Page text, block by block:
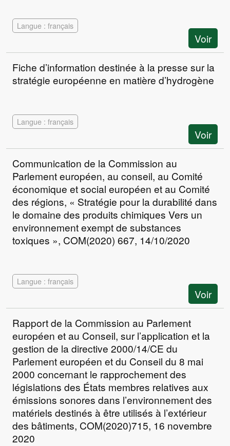
Langue : français
Voir
Fiche d’information destinée à la presse sur la
stratégie européenne en matière d’hydrogène
Langue : français
Voir
Communication de la Commission au
Parlement européen, au conseil, au Comité
économique et social européen et au Comité
des régions, « Stratégie pour la durabilité dans
le domaine des produits chimiques Vers un
environnement exempt de substances
toxiques », COM(2020) 667, 14/10/2020
Langue : français
Voir
Rapport de la Commission au Parlement
européen et au Conseil, sur l’application et la
gestion de la directive 2000/14/CE du
Parlement européen et du Conseil du 8 mai
2000 concernant le rapprochement des
législations des États membres relatives aux
émissions sonores dans l’environnement des
matériels destinés à être utilisés à l’extérieur
des bâtiments, COM(2020)715, 16 novembre
2020